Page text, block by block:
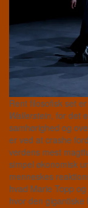
Rent filosofisk set
Wallerstein, for det
samhørighed og
er ved at crashe
verdens mest
simpel økonomisk
menneskes
hvad Marie Topp
hvor den gigantiske